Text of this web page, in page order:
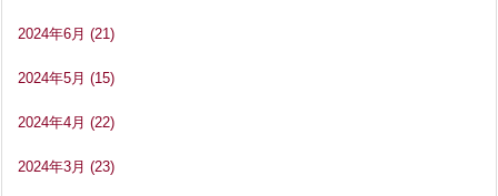
2024年6月 (21)
2024年5月 (15)
2024年4月 (22)
2024年3月 (23)